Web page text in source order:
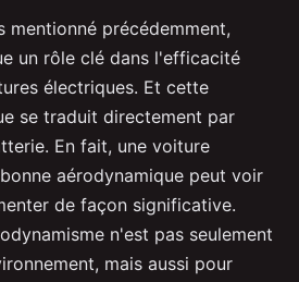
mentionné précédemment,
un rôle clé dans l'efficacité
électriques. Et cette
se traduit directement par
En fait, une voiture
aérodynamique peut voir
de façon significative.
n'est pas seulement
mais aussi pour